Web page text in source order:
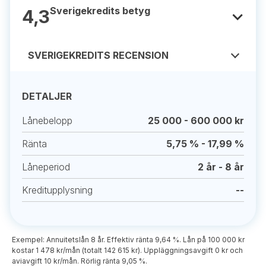
4,3Sverigekredits betyg
SVERIGEKREDITS RECENSION
DETALJER
Lånebelopp
25 000 - 600 000 kr
Ränta
5,75 % - 17,99 %
Låneperiod
2 år - 8 år
Kreditupplysning
--
Exempel: Annuitetslån 8 år. Effektiv ränta 9,64 %. Lån på 100 000 kr
kostar 1 478 kr/mån (totalt 142 615 kr). Uppläggningsavgift 0 kr och
aviavgift 10 kr/mån. Rörlig ränta 9,05 %.